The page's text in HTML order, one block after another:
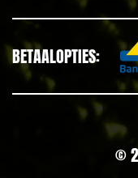
BETAALOPTIES:
©